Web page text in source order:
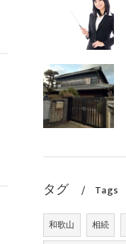
タグ Tags
和歌山 相続